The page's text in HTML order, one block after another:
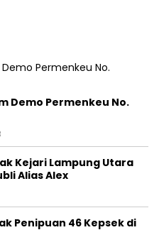
Demo Permenkeu No.
Kejari Lampung Utara
Alias Alex
Penipuan 46 Kepsek di